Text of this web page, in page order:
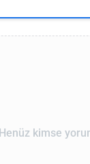
Henüz kimse